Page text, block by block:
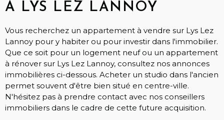
À LYS LEZ LANNOY
Vous recherchez un appartement à vendre sur Lys Lez
Lannoy pour y habiter ou pour investir dans l'immobilier.
Que ce soit pour un logement neuf ou un appartement
à rénover sur Lys Lez Lannoy, consultez nos annonces
immobilières ci-dessous. Acheter un studio dans l'ancien
permet souvent d'être bien situé en centre-ville.
N'hésitez pas à prendre contact avec nos conseillers
immobiliers dans le cadre de cette future acquisition.